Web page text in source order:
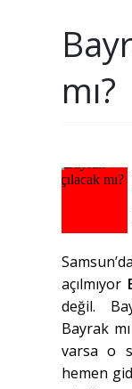
mı?
açılmıyor
değil.
Bayrak
varsa o
hemen